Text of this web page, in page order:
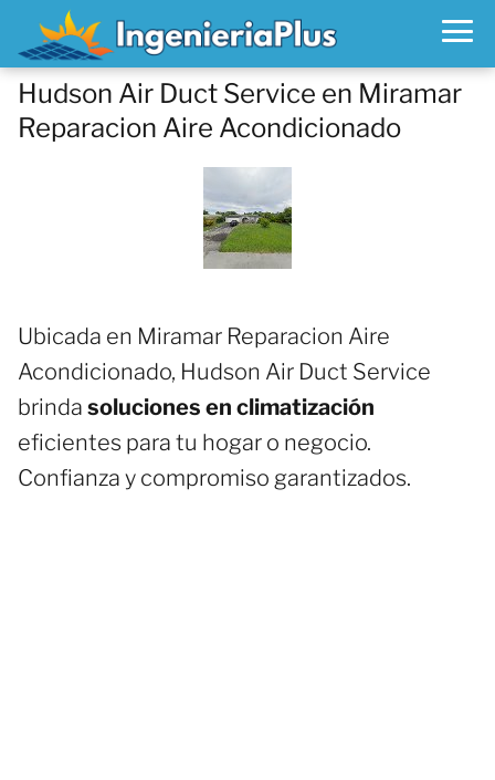
Hudson Air Duct Service en Miramar
Reparacion Aire Acondicionado
Ubicada en Miramar Reparacion Aire
Acondicionado, Hudson Air Duct Service
brinda soluciones en climatización
eficientes para tu hogar o negocio.
Confianza y compromiso garantizados.